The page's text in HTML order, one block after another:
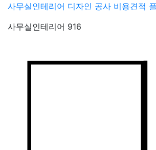
Skip
content
사무실인테리어 디자인 공사 비용견적
사무실인테리어 916